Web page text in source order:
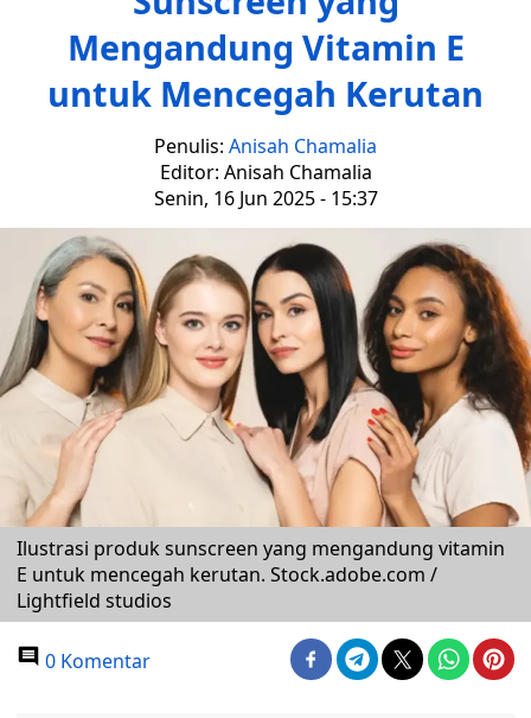
Mengandung Vitamin E
untuk Mencegah Kerutan
Penulis: Anisah Chamalia
Editor: Anisah Chamalia
Senin, 16 Jun 2025 - 15:37
Ilustrasi produk sunscreen yang mengandung vitamin
E untuk mencegah kerutan. Stock.adobe.com /
Lightfield studios
0 Komentar